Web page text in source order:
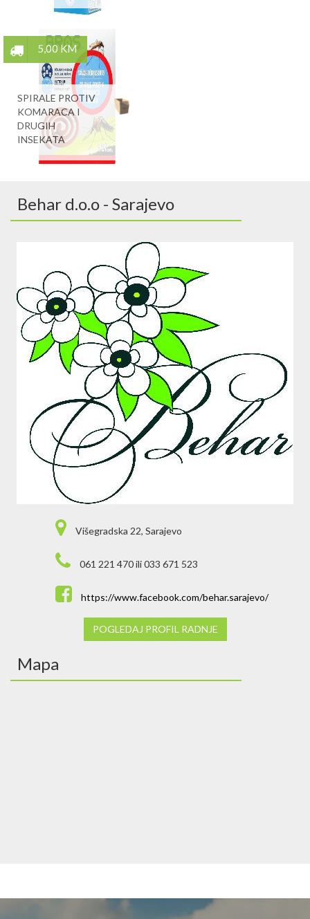
5,00 KM
SPIRALE PROTIV
KOMARACA I
DRUGIH
INSEKATA
Behar d.o.o - Sarajevo
Višegradska 22, Sarajevo
061 221 470 ili 033 671 523
https://www.facebook.com/behar.sarajevo/
POGLEDAJ PROFIL RADNJE
Mapa